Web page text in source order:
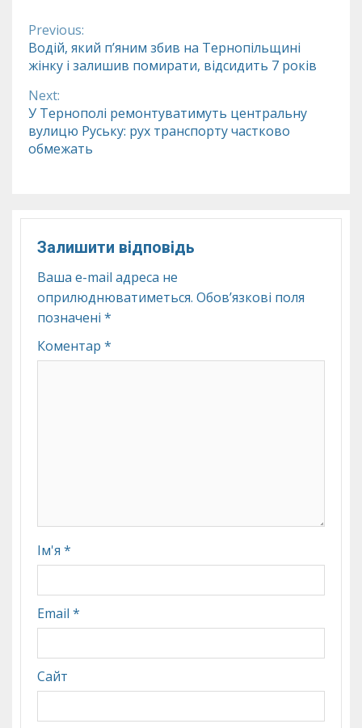
Continue
Reading
Previous:
Водій, який п’яним збив на Тернопільщині
жінку і залишив помирати, відсидить 7 років
Next:
У Тернополі ремонтуватимуть центральну
вулицю Руську: рух транспорту частково
обмежать
Залишити відповідь
Ваша e-mail адреса не
оприлюднюватиметься. Обов’язкові поля
позначені *
Коментар *
Ім'я *
Email *
Сайт